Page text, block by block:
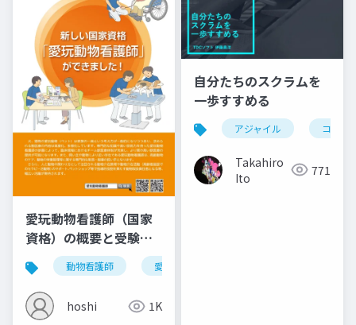
愛玩動物看護師（国家
資格）の概要と受験資
格
動物看護師 愛玩動物看護師
hoshi 1K
自分たちのスクラムを
一歩すすめる
アジャイル コミュ
Takahiro
Ito
771